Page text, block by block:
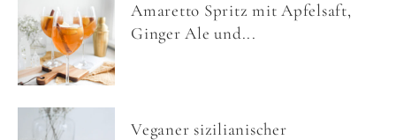
Amaretto Spritz mit Apfelsaft,
Ginger Ale und...
Veganer sizilianischer